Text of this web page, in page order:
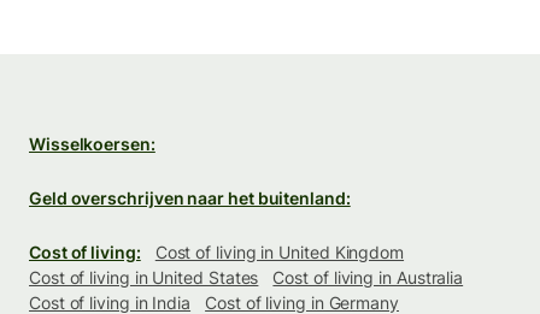
Wisselkoersen:
Geld overschrijven naar het buitenland:
Cost of living:
Cost of living in United Kingdom
Cost of living in United States
Cost of living in Australia
Cost of living in India
Cost of living in Germany